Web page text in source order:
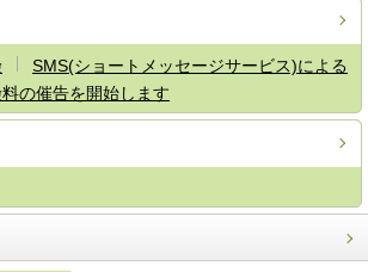
SMS(ショートメッセージサービス)による
の催告を開始します